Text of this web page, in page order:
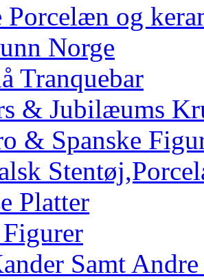
Porcelæn og
Norge
Tranquebar
& Jubilæums
& Spanske
Platter
Samt